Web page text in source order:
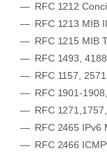
RFC 1212
RFC 1213 MIB II
RFC 1215 MIB
RFC 1493,
RFC 1157,
RFC 1901-
RFC
RFC 2465 IPv6
RFC 2466